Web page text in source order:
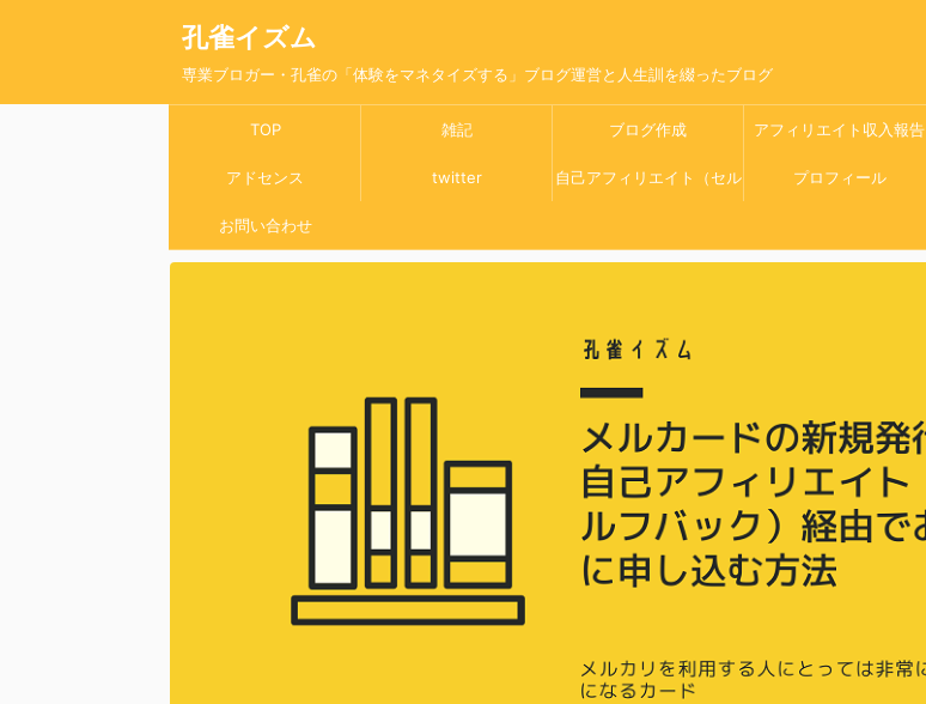
孔雀イズム
専業ブロガー・孔雀の「体験をマネタイズする」ブログ運営と人生訓を綴ったブログ
TOP 雑記 ブログ作成 アフィリエイト収入報告
アドセンス twitter 自己アフィリエイト（セル プロフィール
お問い合わせ